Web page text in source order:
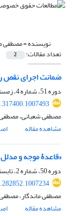
نویسنده =مصطفی
تعداد مقالات: 2
ضمانت اجرای نقص
دوره 51، شماره 4، زمستان 1400، صفحه
مصطفی شعبانی،
مشاهده مقاله
«قاعدۀ موجه و
دوره 50، شماره 2، تابستان 1399، صفحه
مصطفی ماندگار،
مشاهده مقاله